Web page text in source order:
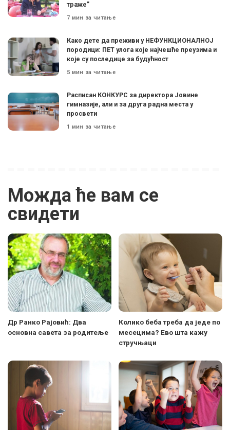
траже”
7 мин за читање
Како дете да преживи у НЕФУНКЦИОНАЛНОЈ
породици: ПЕТ улога које најчешће преузима и
које су последице за будућност
5 мин за читање
Расписан КОНКУРС за директора Јовине
гимназије, али и за друга радна места у
просвети
1 мин за читање
Можда ће вам се
свидети
Др Ранко Рајовић: Два
основна савета за родитеље
Колико беба треба да једе по
месецима? Ево шта кажу
стручњаци